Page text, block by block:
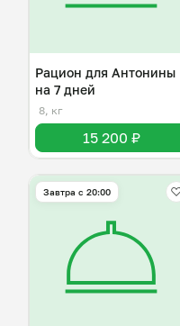
Рацион для Антонины
на 7 дней
8, кг
15 200 ₽
Завтра c 20:00